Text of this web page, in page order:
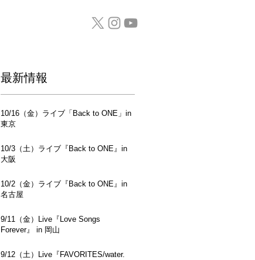
​最新情報
10/16（金）ライブ「Back to ONE」in
東京
10/3（土）ライブ『Back to ONE』in
大阪
10/2（金）ライブ『Back to ONE』in
名古屋
9/11（金）Live『Love Songs
Forever』 in 岡山
9/12（土）Live『FAVORITES/water.